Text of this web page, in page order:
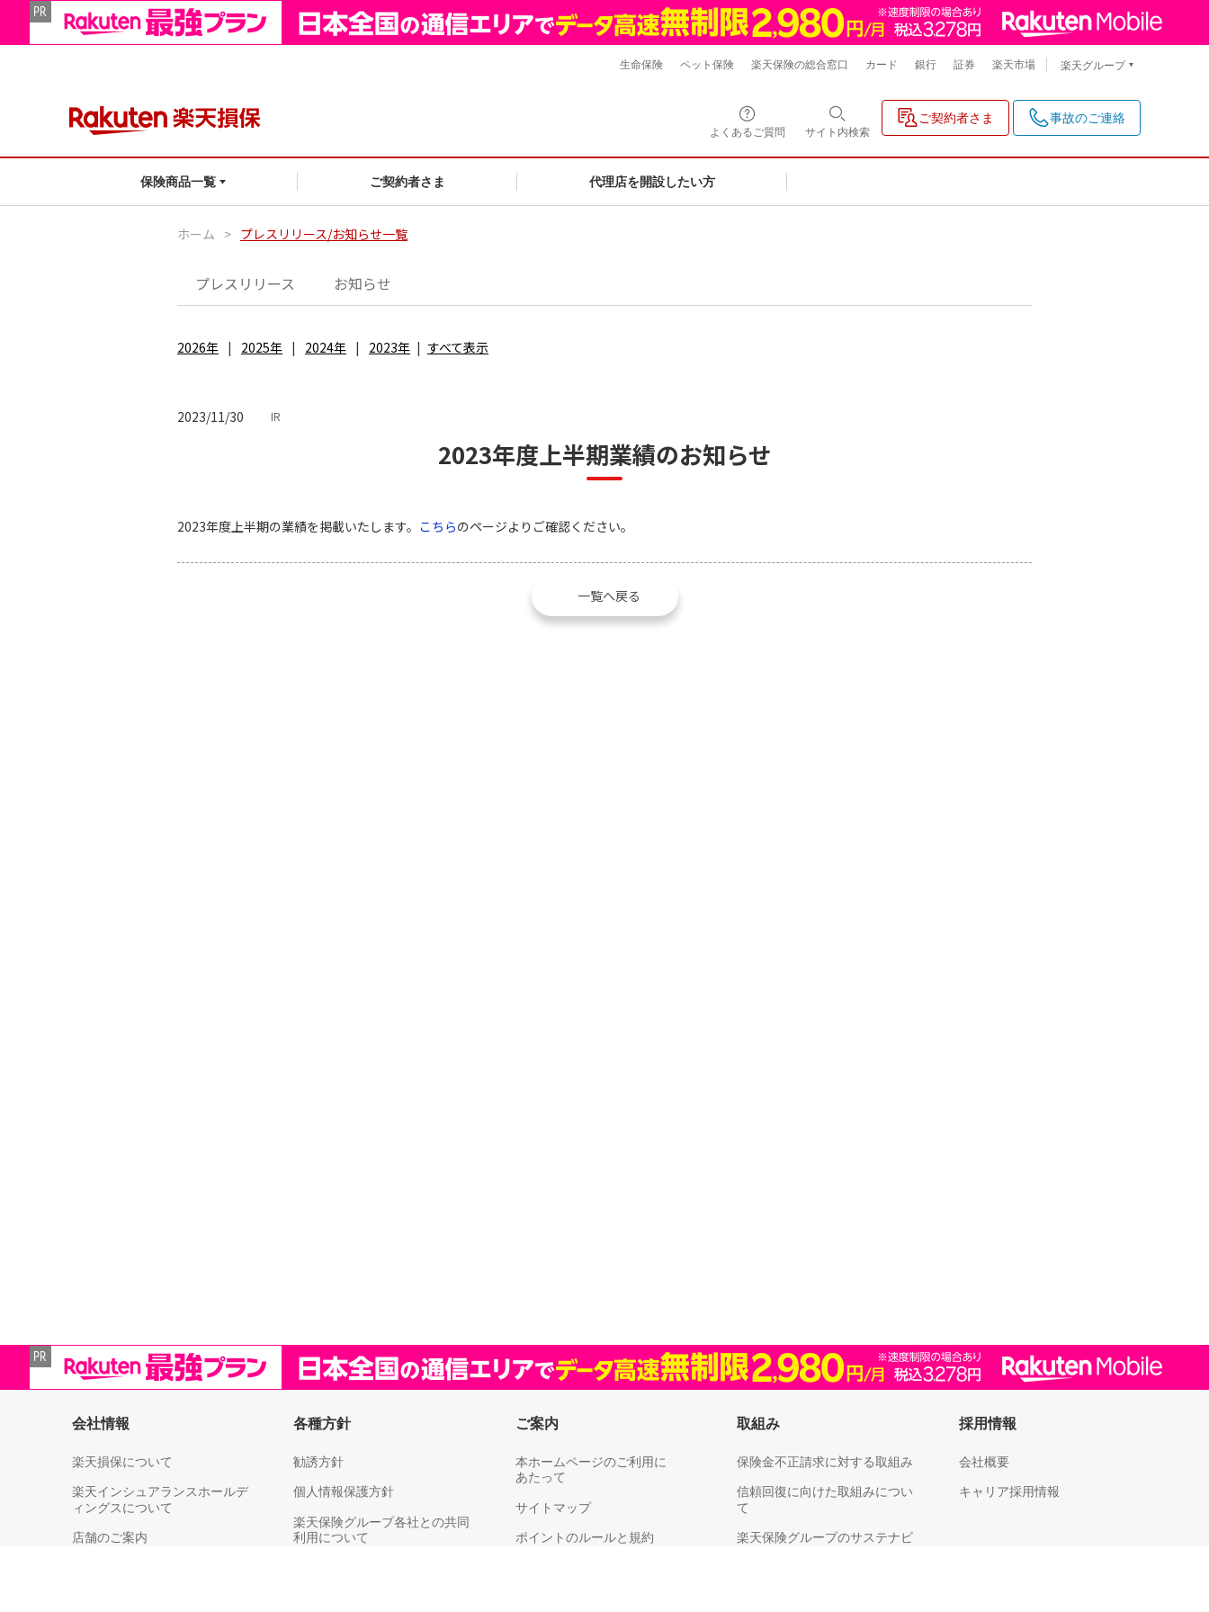
よくあるご質問 サイト内検索
ご契約者さま 事故のご連絡
保険商品一覧 ご契約者さま 代理店を開設したい方
生命保険 ペット保険 楽天保険の総合窓口 カード 銀行 証券 楽天市場 楽天グループ
ホーム > プレスリリース/お知らせ一覧
プレスリリース お知らせ
2026年 2025年 2024年 2023年 すべて表示
2023/11/30 IR
2023年度上半期業績のお知らせ
2023年度上半期の業績を掲載いたします。 こちらのページよりご確認ください。
一覧へ戻る
会社情報
楽天損保について
楽天インシュアランスホールデ
ィングスについて
店舗のご案内
各種方針
勧誘方針
個人情報保護方針
楽天保険グループ各社との共同
利用について
ご案内
本ホームページのご利用に
あたって
サイトマップ
ポイントのルールと規約
取組み
保険金不正請求に対する取組み
信頼回復に向けた取組みについ
て
楽天保険グループのサステナビ
採用情報
会社概要
キャリア採用情報